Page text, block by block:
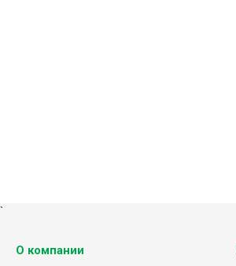
`
О компании